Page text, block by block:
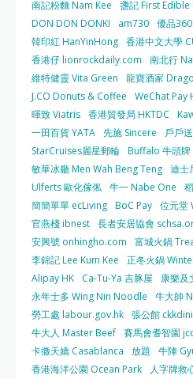
南記粉麵 Nam Kee 盞記 First Edible
DON DON DONKI
am730 優品360
韓印紅 HanYinHong 香港中文大學
香港仔 lionrockdaily.com
南北行
維特健靈 Vita Green
龍寶酒家
J.CO Donuts & Coffee
WeChat Pay
暉致 Viatris 香港貿發局 HKTDC
一田百貨 YATA 先施 Sincere
戶戶
StarCruises麗星郵輪 Buffalo 牛頭牌
敏華冰廳 Men Wah Beng Teng 迪士
Ulferts 歐化傢俬 牛一 Nabe One
簡簡單單 ecLiving BoC Pay 位元堂
官燕棧 ibnest 長者安居協會
安興號 onhingho.com
富城火鍋
李錦記 Lee Kum Kee
正冬火鍋
Alipay HK
Ca-Tu-Ya 吉豚屋
康樂及
永年士多 Wing Nin Noodle
牛大帥
勞工處 labour.gov.hk 張公館
牛大人 Master Beef 賽馬會耆智園
卡撒天嬌 Casablanca
放題
牛陣
香港海洋公園 Ocean Park
人字牌救